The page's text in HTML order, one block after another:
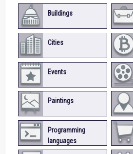
Buildings
Cities
Events
Paintings
Programming
languages